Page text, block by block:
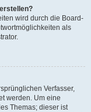
wird durch die Board-
als
Verfasser,
werden. Um eine
Themas; dieser ist